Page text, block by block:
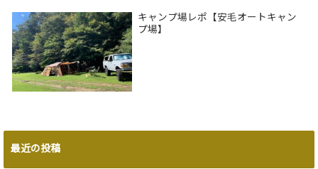
キャンプ場レポ【安毛オートキャン
プ場】
最近の投稿